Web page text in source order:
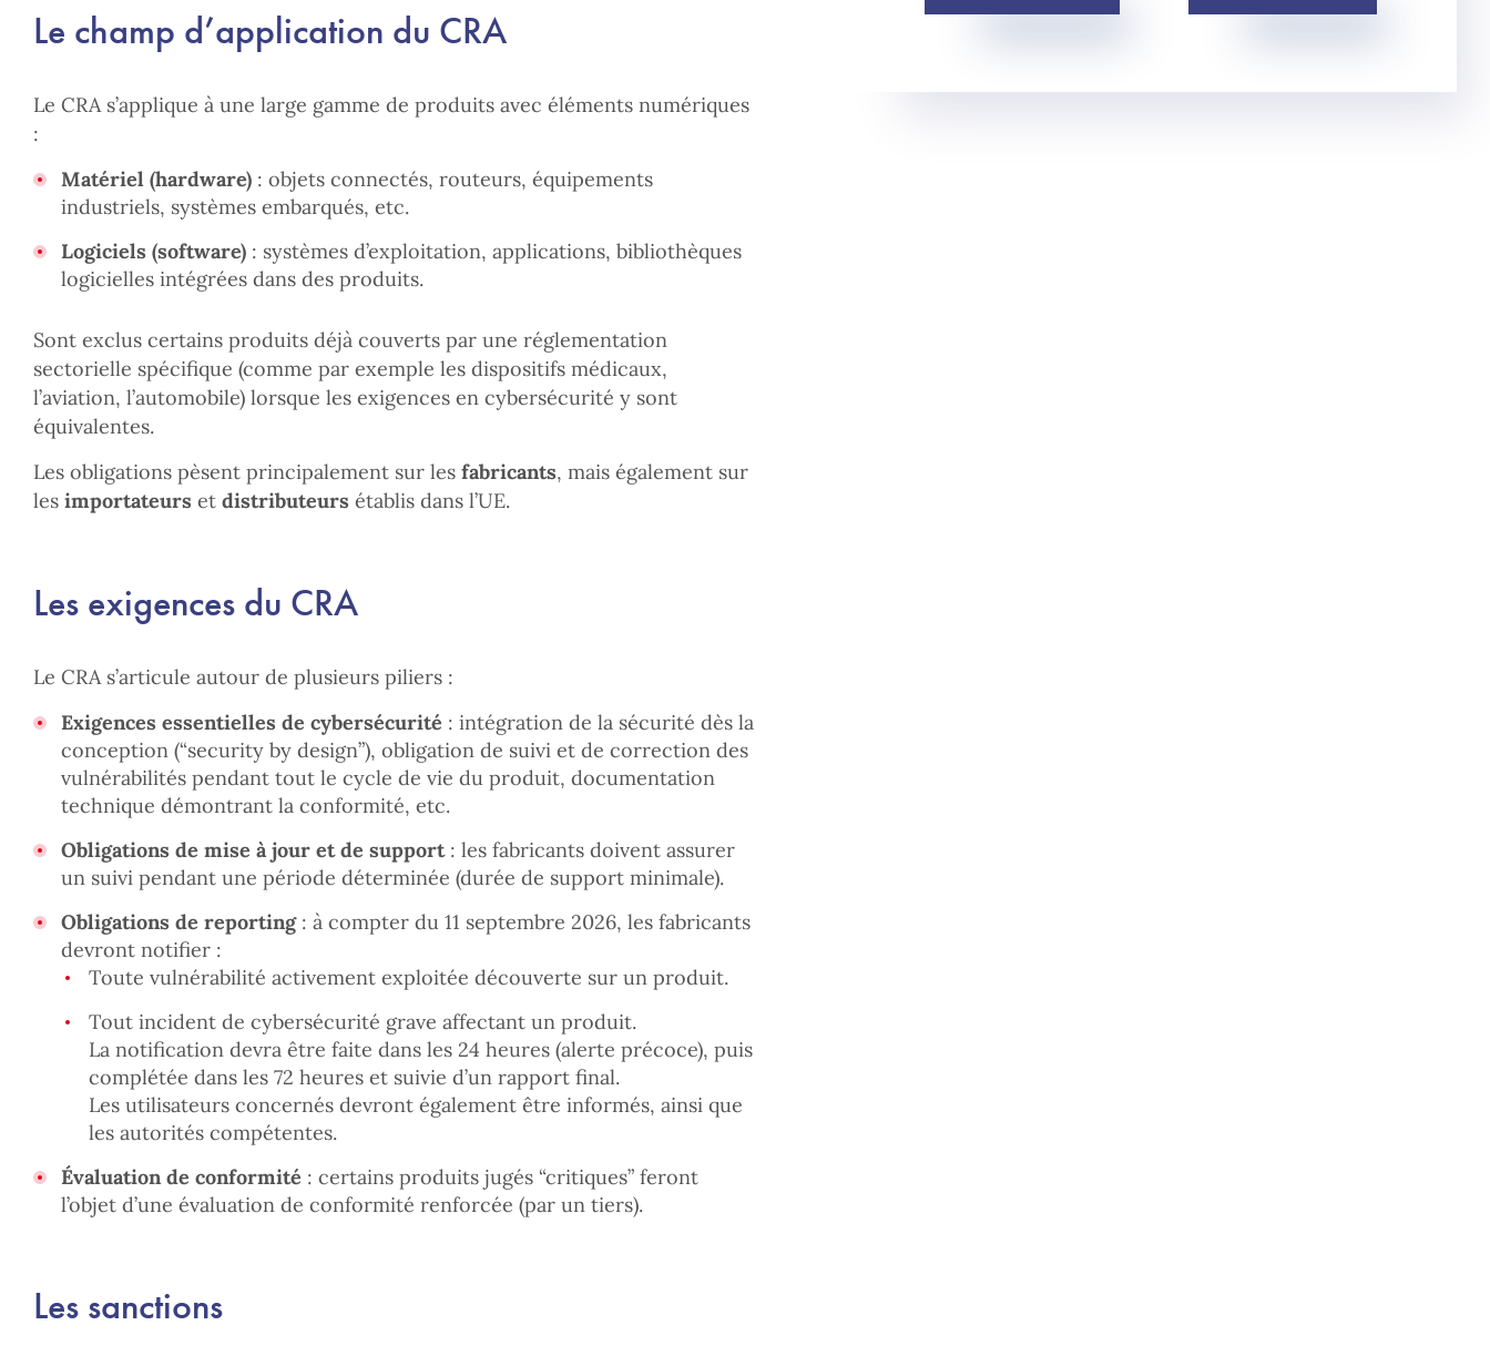
Le champ d’application du CRA
Le CRA s’applique à une large gamme de produits avec éléments numériques
:
Matériel (hardware) : objets connectés, routeurs, équipements
industriels, systèmes embarqués, etc.
Logiciels (software) : systèmes d’exploitation, applications, bibliothèques
logicielles intégrées dans des produits.
Sont exclus certains produits déjà couverts par une réglementation
sectorielle spécifique (comme par exemple les dispositifs médicaux,
l’aviation, l’automobile) lorsque les exigences en cybersécurité y sont
équivalentes.
Les obligations pèsent principalement sur les fabricants, mais également sur
les importateurs et distributeurs établis dans l’UE.
Les exigences du CRA
Le CRA s’articule autour de plusieurs piliers :
Exigences essentielles de cybersécurité : intégration de la sécurité dès la
conception (“security by design”), obligation de suivi et de correction des
vulnérabilités pendant tout le cycle de vie du produit, documentation
technique démontrant la conformité, etc.
Obligations de mise à jour et de support: les fabricants doivent assurer
un suivi pendant une période déterminée (durée de support minimale).
Obligations de reporting: à compter du 11 septembre 2026, les fabricants
devront notifier :
Toute vulnérabilité activement exploitée découverte sur un produit.
Tout incident de cybersécurité grave affectant un produit.
La notification devra être faite dans les 24 heures (alerte précoce), puis
complétée dans les 72 heures et suivie d’un rapport final.
Les utilisateurs concernés devront également être informés, ainsi que
les autorités compétentes.
Évaluation de conformité : certains produits jugés “critiques” feront
l’objet d’une évaluation de conformité renforcée (par un tiers).
Les sanctions